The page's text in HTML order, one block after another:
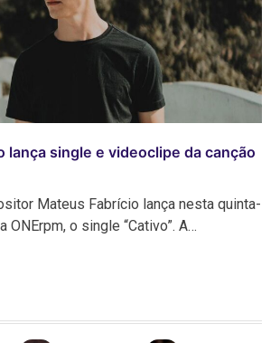
lança single e videoclipe da canção
Mateus Fabrício lança nesta quinta-
o single “Cativo”. A…